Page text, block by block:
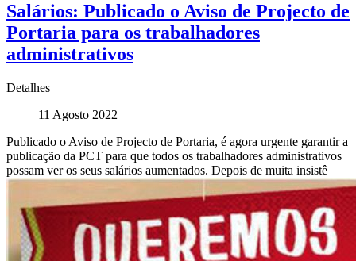
Salários: Publicado o Aviso de Projecto de
Portaria para os trabalhadores
administrativos
Detalhes
11 Agosto 2022
Publicado o Aviso de Projecto de Portaria, é agora urgente garantir a
publicação da PCT para que todos os trabalhadores administrativos
possam ver os seus salários aumentados. Depois de muita insistê